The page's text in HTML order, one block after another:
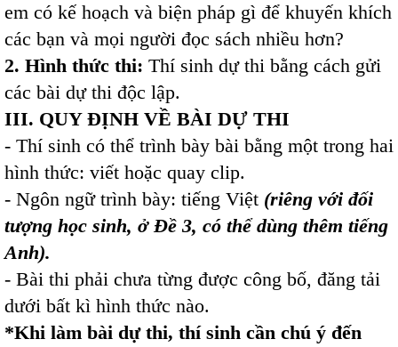
em có kế hoạch và biện pháp gì để khuyến khích
các bạn và mọi người đọc sách nhiều hơn?
2. Hình thức thi: Thí sinh dự thi bằng cách gửi
các bài dự thi độc lập.
III. QUY ĐỊNH VỀ BÀI DỰ THI
- Thí sinh có thể trình bày bài bằng một trong hai
hình thức: viết hoặc quay clip.
- Ngôn ngữ trình bày: tiếng Việt (riêng với đối
tượng học sinh, ở Đề 3, có thể dùng thêm tiếng
Anh).
- Bài thi phải chưa từng được công bố, đăng tải
dưới bất kì hình thức nào.
*Khi làm bài dự thi, thí sinh cần chú ý đến